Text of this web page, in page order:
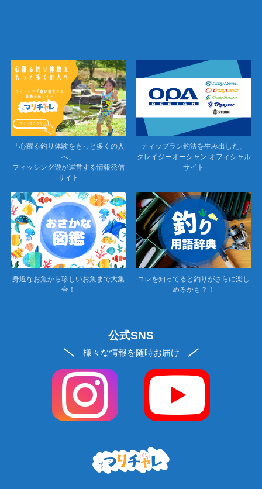
「心躍る釣り体験をもっと多くの人
へ」
フィッシング遊が運営する情報発信
サイト
ティップラン釣法を生み出した、
クレイジーオーシャン オフィシャル
サイト
身近なお魚から珍しいお魚まで大集
合！
コレを知ってると釣りがさらに楽し
めるかも？！
公式SNS
様々な情報を随時お届け